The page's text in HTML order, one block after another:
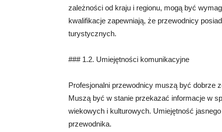
zależności od kraju i regionu, mogą być
kwalifikacje zapewniają, że przewodnicy
turystycznych.
### 1.2. Umiejętności komunikacyjne
Profesjonalni przewodnicy muszą być dobrze
Muszą być w stanie przekazać informacje w
wiekowych i kulturowych. Umiejętność
przewodnika.